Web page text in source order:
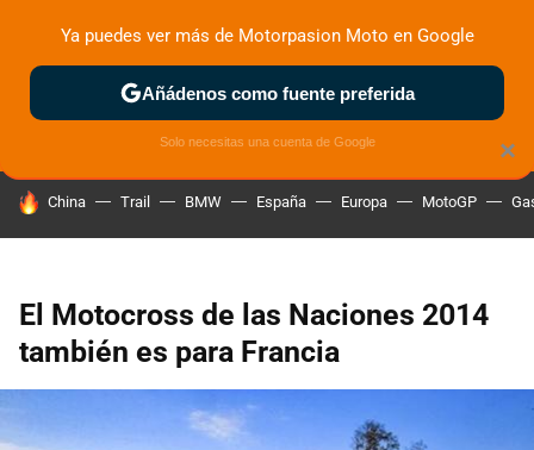
ZONA DE PRUEBAS DEPORTIVAS MOTOS ELÉCTRICAS
HOY SE HABLA DE
China Trail BMW España Europa MotoGP
El Motocross de las Naciones 2014
también es para Francia
×
Ya puedes ver más de Motorpasion Moto en Google
Añádenos como fuente preferida
Solo necesitas una cuenta de Google